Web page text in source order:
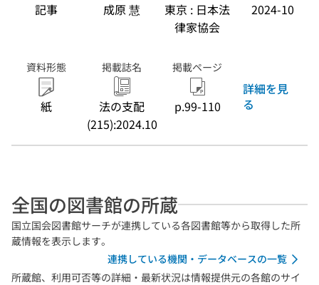
記事 成原 慧
東京 : 日本法
律家協会
2024-10
資料形態
紙
掲載誌名
法の支配
(215):2024.10
掲載ページ
p.99-110
詳細を見
る
全国の図書館の所蔵
国立国会図書館サーチが連携している各図書館等から取得した所
蔵情報を表示します。
連携している機関・データベースの一覧
所蔵館、利用可否等の詳細・最新状況は情報提供元の各館のサイ